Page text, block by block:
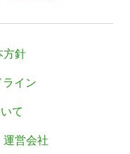
方針
イン
て
運営会社